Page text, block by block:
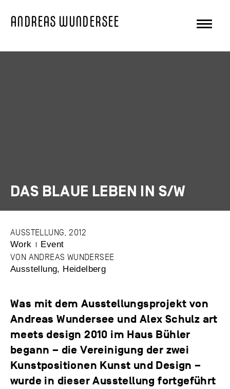
ANDREAS WUNDERSEE
DAS BLAUE LEBEN IN S/W
AUSSTELLUNG, 2012
Work Event
VON ANDREAS WUNDERSEE
Ausstellung, Heidelberg
Was mit dem Ausstellungsprojekt von
Andreas Wundersee und Alex Schulz art
meets design 2010 im Haus Bühler
begann – die Vereinigung der zwei
Kunstpositionen Kunst und Design –
wurde in dieser Ausstellung fortgeführt